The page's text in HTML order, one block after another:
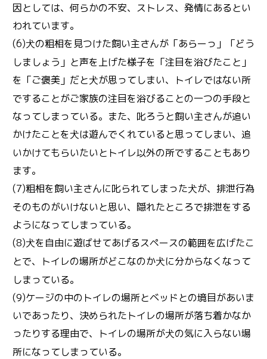
因としては、何らかの不安、ストレス、発情にあるとい
われています。
(6)犬の粗相を見つけた飼い主さんが「あらーっ」「どう
しましょう」と声を上げた様子を「注目を浴びたこと」
を「ご褒美」だと犬が思ってしまい、トイレではない所
ですることがご家族の注目を浴びることの一つの手段と
なってしまっている。また、叱ろうと飼い主さんが追い
かけたことを犬は遊んでくれていると思ってしまい、追
いかけてもらいたいとトイレ以外の所ですることもあり
ます。
(7)粗相を飼い主さんに叱られてしまった犬が、排泄行為
そのものがいけないと思い、隠れたところで排泄をする
ようになってしまっている。
(8)犬を自由に遊ばせてあげるスペースの範囲を広げたこ
とで、トイレの場所がどこなのか犬に分からなくなって
しまっている。
(9)ケージの中のトイレの場所とベッドとの境目があいま
いであったり、決められたトイレの場所が落ち着かなか
ったりする理由で、トイレの場所が犬の気に入らない場
所になってしまっている。